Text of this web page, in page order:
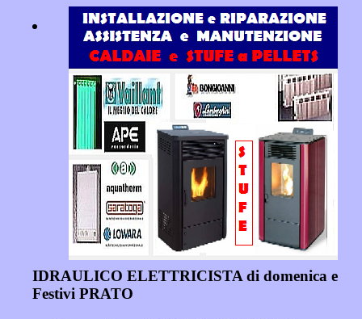
IDRAULICO ELETTRICISTA di domenica e
Festivi PRATO